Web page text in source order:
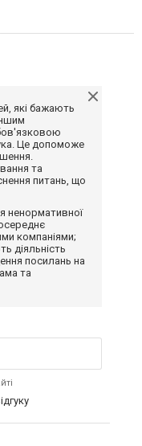
які бажають
Це допоможе
та
питань, що
ненормативної
компаніями;
діяльність
посилань на
та